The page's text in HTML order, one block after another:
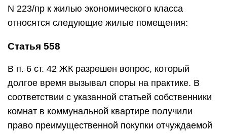
N 223/пр к жилью экономического класса
относятся следующие жилые помещения:
Статья 558
В п. 6 ст. 42 ЖК разрешен вопрос, который
долгое время вызывал споры на практике. В
соответствии с указанной статьей собственники
комнат в коммунальной квартире получили
право преимущественной покупки отчуждаемой